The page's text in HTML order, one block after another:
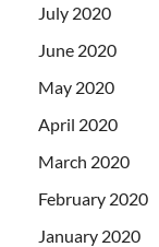
July 2020
June 2020
May 2020
April 2020
March 2020
February 2020
January 2020